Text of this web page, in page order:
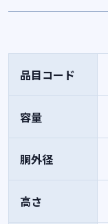
品目コード
容量
胴外径
高さ